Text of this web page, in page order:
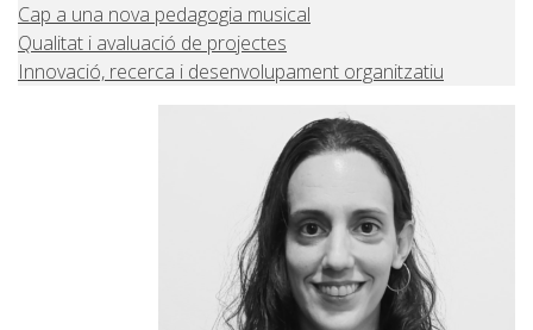
Cap a una nova pedagogia musical
Qualitat i avaluació de projectes
Innovació, recerca i desenvolupament organitzatiu